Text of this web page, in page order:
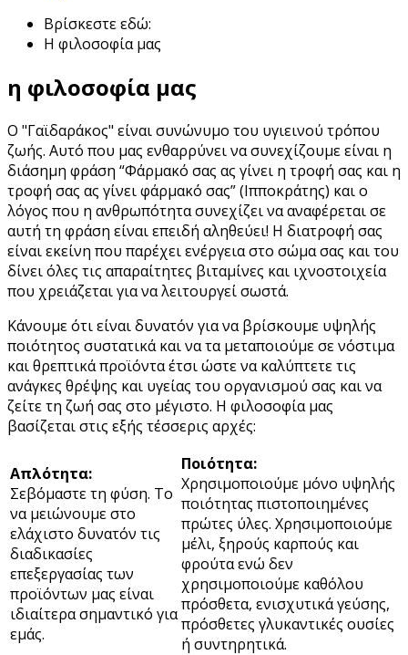
Βρίσκεστε εδώ:
Η φιλοσοφία μας
η φιλοσοφία μας
Ο "Γαϊδαράκος" είναι συνώνυμο του υγιεινού τρόπου
ζωής. Αυτό που μας ενθαρρύνει να συνεχίζουμε είναι η
διάσημη φράση “Φάρμακό σας ας γίνει η τροφή σας και η
τροφή σας ας γίνει φάρμακό σας” (Ιπποκράτης) και ο
λόγος που η ανθρωπότητα συνεχίζει να αναφέρεται σε
αυτή τη φράση είναι επειδή αληθεύει! Η διατροφή σας
είναι εκείνη που παρέχει ενέργεια στο σώμα σας και του
δίνει όλες τις απαραίτητες βιταμίνες και ιχνοστοιχεία
που χρειάζεται για να λειτουργεί σωστά.
Κάνουμε ότι είναι δυνατόν για να βρίσκουμε υψηλής
ποιότητος συστατικά και να τα μεταποιούμε σε νόστιμα
και θρεπτικά προϊόντα έτσι ώστε να καλύπτετε τις
ανάγκες θρέψης και υγείας του οργανισμού σας και να
ζείτε τη ζωή σας στο μέγιστο. Η φιλοσοφία μας
βασίζεται στις εξής τέσσερις αρχές:
Απλότητα:
Σεβόμαστε τη φύση. Το
να μειώνουμε στο
ελάχιστο δυνατόν τις
διαδικασίες
επεξεργασίας των
προϊόντων μας είναι
ιδιαίτερα σημαντικό για
εμάς.
Ποιότητα:
Χρησιμοποιούμε μόνο υψηλής
ποιότητας πιστοποιημένες
πρώτες ύλες. Χρησιμοποιούμε
μέλι, ξηρούς καρπούς και
φρούτα ενώ δεν
χρησιμοποιούμε καθόλου
πρόσθετα, ενισχυτικά γεύσης,
πρόσθετες γλυκαντικές ουσίες
ή συντηρητικά.